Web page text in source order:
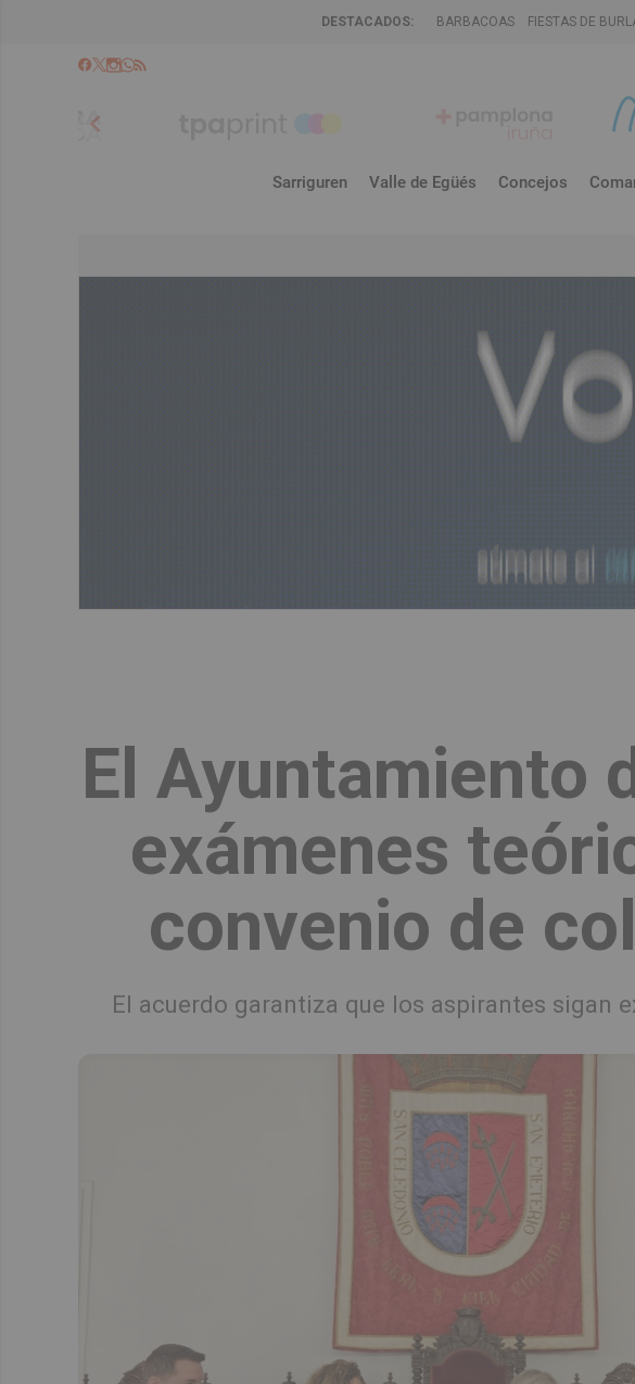
DESTACADOS: BARBACOAS FIESTAS DE
chevron_left
Sarriguren Valle de Egüés Concejos
El Ayuntamiento
exámenes
convenio de
El acuerdo garantiza que los aspirantes sigan